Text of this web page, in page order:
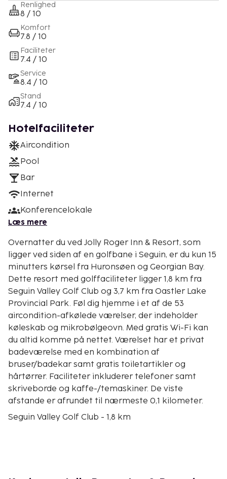
Renlighed
8 / 10
Komfort
7.8 / 10
Faciliteter
7.4 / 10
Service
8.4 / 10
Stand
7.4 / 10
Hotelfaciliteter
Aircondition
Pool
Bar
Internet
Konferencelokale
Læs mere
Overnatter du ved Jolly Roger Inn & Resort, som
ligger ved siden af en golfbane i Seguin, er du kun 15
minutters kørsel fra Huronsøen og Georgian Bay.
Dette resort med golffaciliteter ligger 1,8 km fra
Seguin Valley Golf Club og 3,7 km fra Oastler Lake
Provincial Park. Føl dig hjemme i et af de 53
aircondition-afkølede værelser, der indeholder
køleskab og mikrobølgeovn. Med gratis Wi-Fi kan
du altid komme på nettet. Værelset har et privat
badeværelse med en kombination af
bruser/badekar samt gratis toiletartikler og
hårtørrer. Faciliteter inkluderer telefoner samt
skriveborde og kaffe-/temaskiner. De viste
afstande er afrundet til nærmeste 0,1 kilometer.
Seguin Valley Golf Club - 1,8 km